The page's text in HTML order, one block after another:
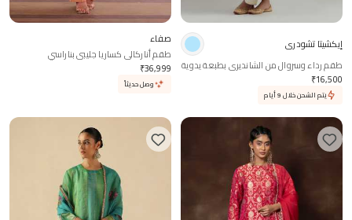
إيكشيتا تشودري
طقم رداء وسروال من الشانديري بطبعة يدوية
₹16,500
يتم الشحن خلال 9 أيام
صفاء
طقم أناركالي كساريا جليبي بناراسي
₹36,999
وصل حديثاً